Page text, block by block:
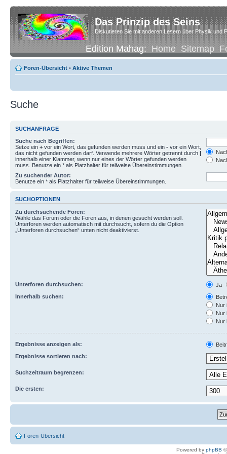
Das Prinzip des Seins
Diskutieren Sie mit anderen Lesern über Physik und
Edition Mahag:Home Sitemap
Foren-Übersicht • Aktive Themen
Suche
SUCHANFRAGE
Suche nach Begriffen:
Setze ein + vor ein Wort, das gefunden werden muss und ein - vor ein Wort,
das nicht gefunden werden darf. Verwende mehrere Wörter getrennt durch |
innerhalb einer Klammer, wenn nur eines der Wörter gefunden werden
muss. Benutze ein * als Platzhalter für teilweise Übereinstimmungen.
Zu suchender Autor:
Benutze ein * als Platzhalter für teilweise Übereinstimmungen.
SUCHOPTIONEN
Zu durchsuchende Foren:
Wähle das Forum oder die Foren aus, in denen gesucht werden soll.
Unterforen werden automatisch mit durchsucht, sofern du die Option
„Unterforen durchsuchen“ unten nicht deaktivierst.
Unterforen durchsuchen:
Ja
Innerhalb suchen:
Nur
Nur
Nur
Ergebnisse anzeigen als:
Ergebnisse sortieren nach:
Suchzeitraum begrenzen:
Die ersten:
Foren-Übersicht
Powered by phpBB